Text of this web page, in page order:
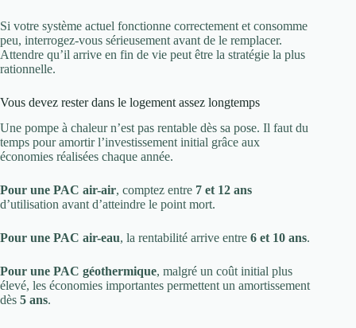
Si votre système actuel fonctionne correctement et consomme
peu, interrogez-vous sérieusement avant de le remplacer.
Attendre qu’il arrive en fin de vie peut être la stratégie la plus
rationnelle.
Vous devez rester dans le logement assez longtemps
Une pompe à chaleur n’est pas rentable dès sa pose. Il faut du
temps pour amortir l’investissement initial grâce aux
économies réalisées chaque année.
Pour une PAC air-air, comptez entre 7 et 12 ans
d’utilisation avant d’atteindre le point mort.
Pour une PAC air-eau, la rentabilité arrive entre 6 et 10 ans.
Pour une PAC géothermique, malgré un coût initial plus
élevé, les économies importantes permettent un amortissement
dès 5 ans.